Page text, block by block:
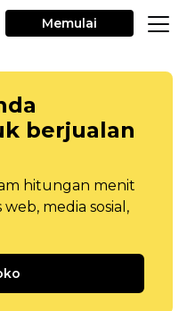
Memulai
berjualan
hitungan menit
media sosial,